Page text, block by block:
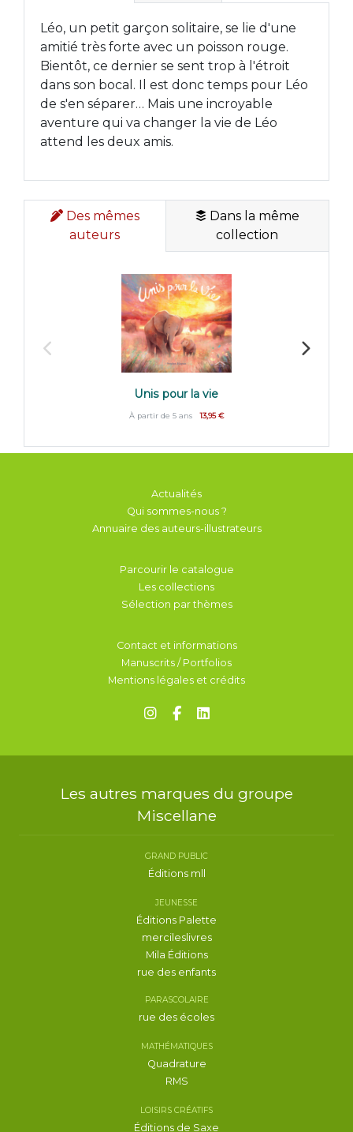
Léo, un petit garçon solitaire, se lie d'une
amitié très forte avec un poisson rouge.
Bientôt, ce dernier se sent trop à l'étroit
dans son bocal. Il est donc temps pour Léo
de s'en séparer… Mais une incroyable
aventure qui va changer la vie de Léo
attend les deux amis.
Des mêmes
auteurs
Dans la même
collection
Unis pour la vie
À partir de 5 ans 13,95 €
Actualités
Qui sommes-nous ?
Annuaire des auteurs-illustrateurs
Parcourir le catalogue
Les collections
Sélection par thèmes
Contact et informations
Manuscrits / Portfolios
Mentions légales et crédits
Les autres marques du groupe
Miscellane
GRAND PUBLIC
Éditions mll
JEUNESSE
Éditions Palette
mercileslivres
Mila Éditions
rue des enfants
PARASCOLAIRE
rue des écoles
MATHÉMATIQUES
Quadrature
RMS
LOISIRS CRÉATIFS
Éditions de Saxe